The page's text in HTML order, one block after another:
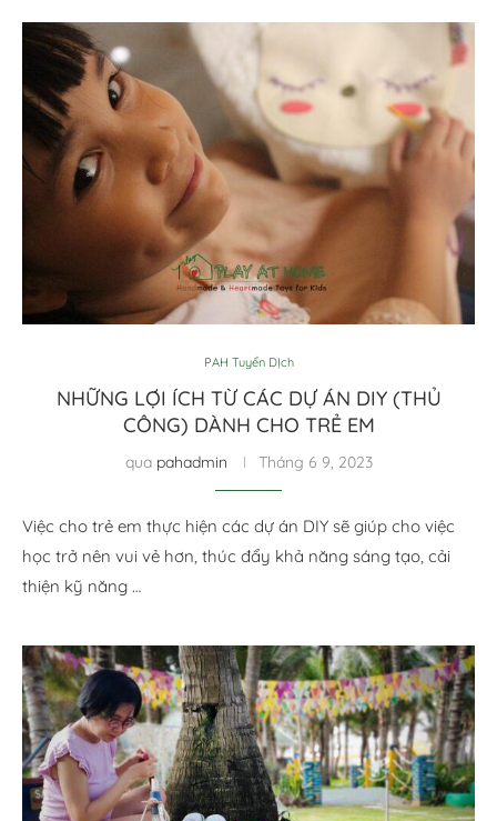
PAH Tuyển DỊch
NHỮNG LỢI ÍCH TỪ CÁC DỰ ÁN DIY (THỦ
CÔNG) DÀNH CHO TRẺ EM
qua pahadmin Tháng 6 9, 2023
Việc cho trẻ em thực hiện các dự án DIY sẽ giúp cho việc
học trở nên vui vẻ hơn, thúc đẩy khả năng sáng tạo, cải
thiện kỹ năng …